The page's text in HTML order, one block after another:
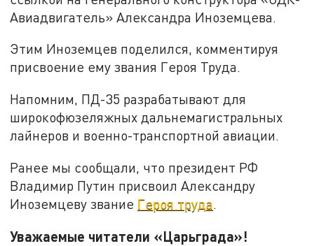
Авиадвигатель» Александра Иноземцева.
Этим Иноземцев поделился, комментируя
присвоение ему звания Героя Труда.
Напомним, ПД-35 разрабатывают для
широкофюзеляжных дальнемагистральных
лайнеров и военно-транспортной авиации.
Ранее мы сообщали, что президент РФ
Владимир Путин присвоил Александру
Иноземцеву звание Героя труда.
Уважаемые читатели «Царьграда»!